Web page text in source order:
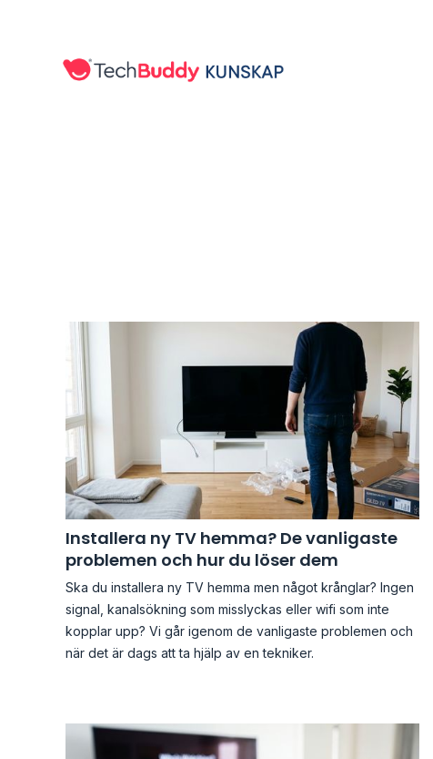
Installera ny TV hemma? De vanligaste
problemen och hur du löser dem
Ska du installera ny TV hemma men något krånglar? Ingen
signal, kanalsökning som misslyckas eller wifi som inte
kopplar upp? Vi går igenom de vanligaste problemen och
när det är dags att ta hjälp av en tekniker.